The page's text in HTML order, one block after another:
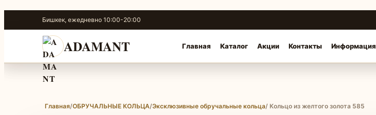
к
содержимому
Бишкек, ежедневно 10:00-20:00
ADAMANT Главная Каталог Акции Контакты Информация
Главная/ОБРУЧАЛЬНЫЕ КОЛЬЦА/Эксклюзивные обручальные кольца/ Кольцо из желтого золота 585